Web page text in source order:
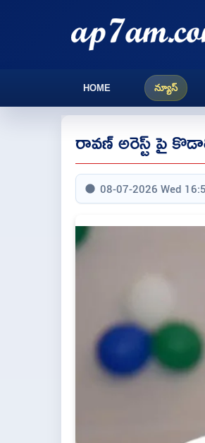
HOME న్యూస్
రావణ్ అరెస్ట్ పై
08-07-2026 Wed